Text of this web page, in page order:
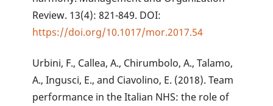
Review. 13(4): 821-849. DOI:
https://doi.org/10.1017/mor.2017.54
Urbini, F., Callea, A., Chirumbolo, A., Talamo,
A., Ingusci, E., and Ciavolino, E. (2018). Team
performance in the Italian NHS: the role of